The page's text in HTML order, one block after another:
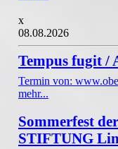
x
08.08.2026
Tempus fugit /
Termin von:
mehr...
Sommerfest
STIFTUNG